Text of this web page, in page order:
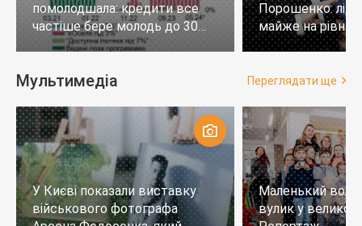
помолодшала: кредити все
частіше бере молодь до 30
років
Порошенко:
майже на
тих, хто не
Мультимедіа Переглядати ще
У Києві показали виставку
військового фотографа
Маленький
вулик у